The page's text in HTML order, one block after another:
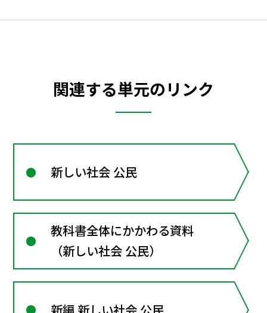
関連する単元のリンク
新しい社会 公民
教科書全体にかかわる資料
（新しい社会 公民）